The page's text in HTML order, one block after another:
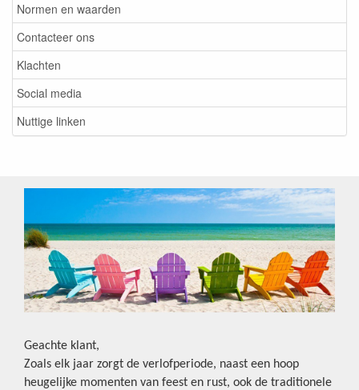
Normen en waarden
Contacteer ons
Klachten
Social media
Nuttige linken
Geachte klant,
Zoals elk jaar zorgt de verlofperiode, naast een hoop
heugelijke momenten van feest en rust, ook de traditionele